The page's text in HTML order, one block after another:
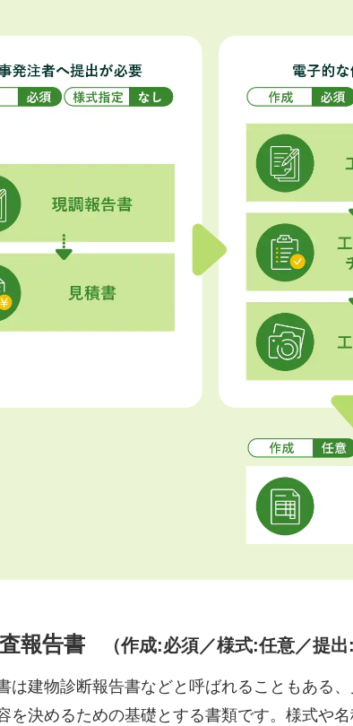
報告書 （作成:必須／様式:任意／提出:
は建物診断報告書などと呼ばれることもある
を決めるための基礎とする書類です。様式や